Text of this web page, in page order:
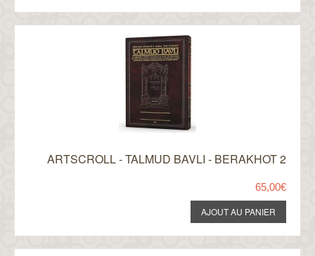
ARTSCROLL - TALMUD BAVLI - BERAKHOT 2
65,00€